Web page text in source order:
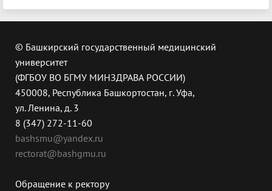
© Башкирский государственный медицинский
университет
(ФГБОУ ВО БГМУ МИНЗДРАВА РОССИИ)
450008, Республика Башкортостан, г. Уфа,
ул. Ленина, д. 3
8 (347) 272-11-60
bashsmu@yandex.ru
rectorat@bashgmu.ru
Обращение к ректору